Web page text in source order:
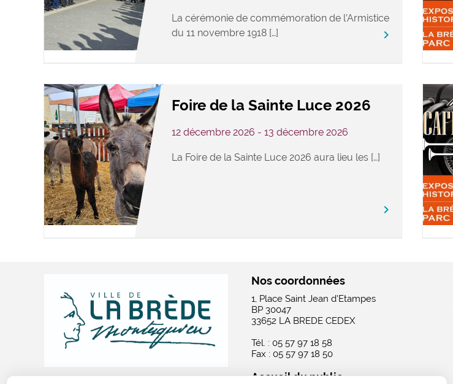
La cérémonie de commémoration de l’Armistice
du 11 novembre 1918 […]
keyboard_arrow_right
Foire de la Sainte Luce 2026
12 décembre 2026 - 13 décembre 2026
La Foire de la Sainte Luce 2026 aura lieu les […]
keyboard_arrow_right
Nos coordonnées
1, Place Saint Jean d'Etampes
BP 30047
33652 LA BREDE CEDEX
Tél. : 05 57 97 18 58
Fax : 05 57 97 18 50
Accueil du public